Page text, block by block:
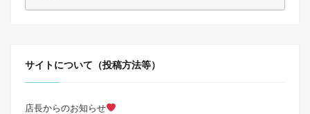
サイトについて（投稿方法等）
店長からのお知らせ